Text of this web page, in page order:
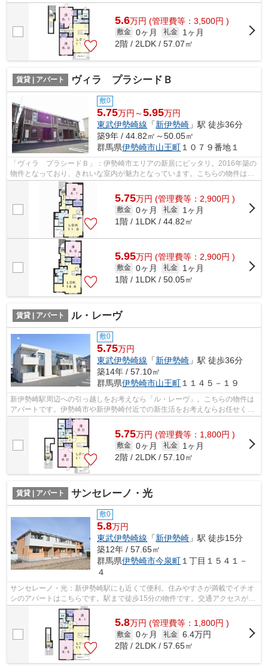
なら、新伊勢崎周辺でお部屋探しをする...
5.6万円 (管理費等：3,500円 )
敷金 0ヶ月 礼金
1ヶ月
2階 / 2LDK / 57.07㎡
賃貸 | アパート ヴィラ プラシードＢ
敷0
5.75万円～5.95万円
東武伊勢崎線 「新伊勢崎 」駅 徒歩36分
築9年 / 44.82㎡～50.05㎡
群馬県伊勢崎市山王町 １０７９番地１
「ヴィラ プラシードＢ」：伊勢崎市エリアの新居にピッタリ。2016年築の
物件となっており、きれいな室内が魅力となっています。こちらの物件はア
パートです。住まい探しでお困りの方...
5.75万円 (管理費等：2,900円 )
敷金 0ヶ月 礼金
1ヶ月
1階 / 1LDK / 44.82㎡
5.95万円 (管理費等：2,900円 )
敷金 0ヶ月 礼金
1ヶ月
1階 / 1LDK / 50.05㎡
賃貸 | アパート ル・レーヴ
敷0
5.75万円
東武伊勢崎線 「新伊勢崎 」駅 徒歩36分
築14年 / 57.10㎡
群馬県伊勢崎市山王町 １１４５－１９
新伊勢崎駅周辺への引っ越しをお考えなら「ル・レーヴ」。こちらの物件は
アパートです。伊勢崎市や新伊勢崎付近での新生活をお考えならお任せくだ
さい。お部屋探しは取り扱い物件数も...
5.75万円 (管理費等：1,800円 )
敷金 0ヶ月 礼金
1ヶ月
2階 / 2LDK / 57.10㎡
賃貸 | アパート サンセレーノ・光
敷0
5.8万円
東武伊勢崎線 「新伊勢崎 」駅 徒歩15分
築12年 / 57.65㎡
群馬県伊勢崎市今泉町 １丁目１５４１－
４
サンセレーノ・光：新伊勢崎駅にも近くて便利。住みやすさが満載でイチオ
シのアパートはこちらです。駅まで徒歩15分の物件です。交通アクセスが充
実した新伊勢崎近くの物件なら、毎日...
5.8万円 (管理費等：1,800円 )
敷金 0ヶ月 礼金 6.4万円
2階 / 2LDK / 57.65㎡